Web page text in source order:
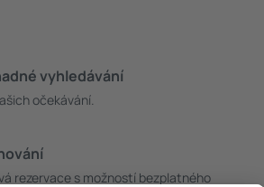
vyhledávání
očekávání.
rezervace s možností bezplatného